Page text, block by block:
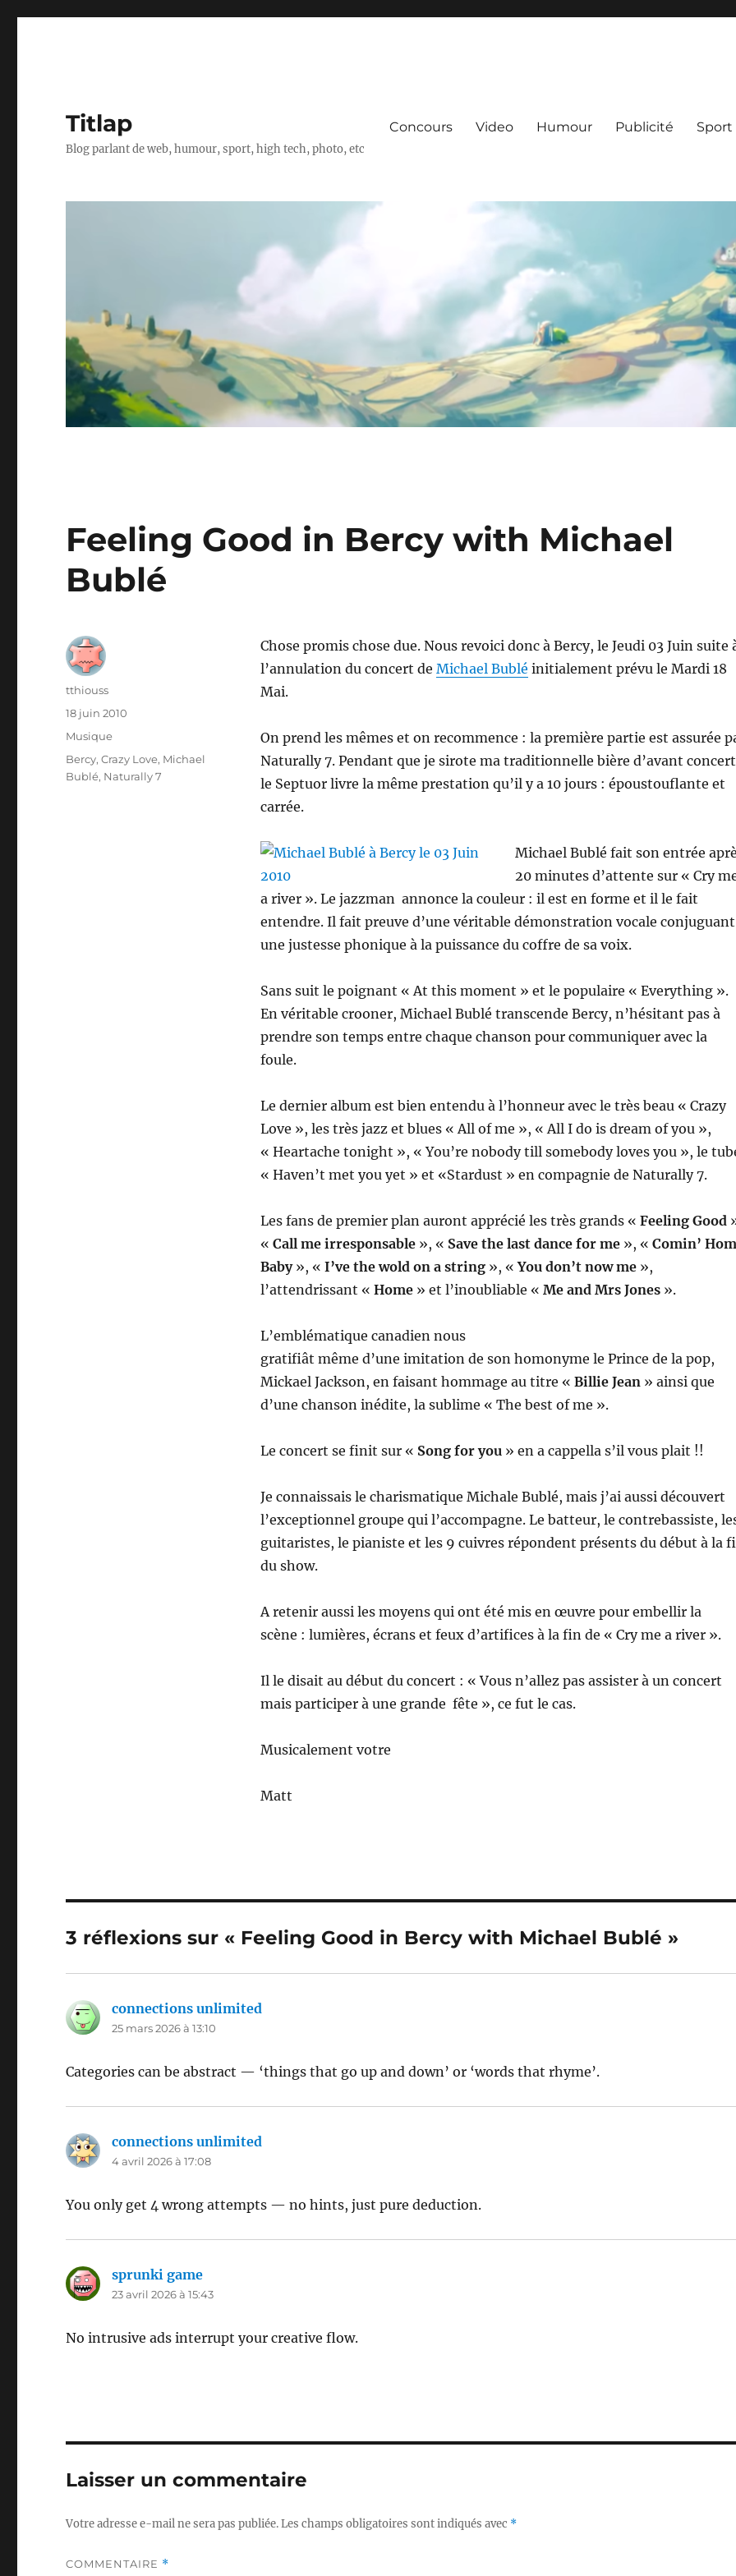
Titlap
Blog parlant de web, humour, sport, high tech, photo, etc
Concours Video Humour Publicité Sport
Feeling Good in Bercy with Michael
Bublé
Chose promis chose due. Nous revoici donc à Bercy, le Jeudi 03 Juin suite
l’annulation du concert de Michael Bublé initialement prévu le Mardi 18
Mai.
On prend les mêmes et on recommence : la première partie est assurée
Naturally 7. Pendant que je sirote ma traditionnelle bière d’avant
le Septuor livre la même prestation qu’il y a 10 jours : époustouflante et
carrée.
Michael Bublé fait son entrée
20 minutes d’attente sur « Cry
a river ». Le jazzman annonce la couleur : il est en forme et il le fait
entendre. Il fait preuve d’une véritable démonstration vocale conjuguant
une justesse phonique à la puissance du coffre de sa voix.
Sans suit le poignant « At this moment » et le populaire « Everything ».
En véritable crooner, Michael Bublé transcende Bercy, n’hésitant pas à
prendre son temps entre chaque chanson pour communiquer avec la
foule.
Le dernier album est bien entendu à l’honneur avec le très beau « Crazy
Love », les très jazz et blues « All of me », « All I do is dream of you »,
« Heartache tonight », « You’re nobody till somebody loves you », le
« Haven’t met you yet » et «Stardust » en compagnie de Naturally 7.
Les fans de premier plan auront apprécié les très grands « Feeling Good
« Call me irresponsable», « Save the last dance for me», « Comin’
Baby», « I’ve the wold on a string», «You don’t now me»,
l’attendrissant « Home » et l’inoubliable « Me and Mrs Jones».
L’emblématique canadien nous
gratifiât même d’une imitation de son homonyme le Prince de la pop,
Mickael Jackson, en faisant hommage au titre « Billie Jean» ainsi que
d’une chanson inédite, la sublime « The best of me ».
Le concert se finit sur « Song for you» en a cappella s’il vous plait !!
Je connaissais le charismatique Michale Bublé, mais j’ai aussi découvert
l’exceptionnel groupe qui l’accompagne. Le batteur, le contrebassiste,
guitaristes, le pianiste et les 9 cuivres répondent présents du début à la
du show.
A retenir aussi les moyens qui ont été mis en œuvre pour embellir la
scène : lumières, écrans et feux d’artifices à la fin de « Cry me a river ».
Il le disait au début du concert : « Vous n’allez pas assister à un concert
mais participer à une grande fête », ce fut le cas.
Musicalement votre
Matt
Auteur
tthiouss
Publié
18 juin 2010
Catégories
Musique
Étiquettes
Bercy,Crazy Love, Michael
Bublé, Naturally 7
3 réflexions sur « Feeling Good in Bercy with Michael Bublé »
connections unlimited
25 mars 2026 à 13:10
Categories can be abstract — ‘things that go up and down’ or ‘words that rhyme’.
connections unlimited
4 avril 2026 à 17:08
You only get 4 wrong attempts — no hints, just pure deduction.
sprunki game
23 avril 2026 à 15:43
No intrusive ads interrupt your creative flow.
Laisser un commentaire
Votre adresse e-mail ne sera pas publiée.Les champs obligatoires sont indiqués avec *
COMMENTAIRE *